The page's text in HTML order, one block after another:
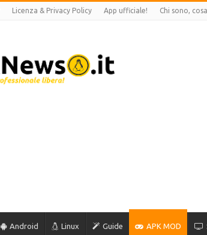
Licenza & Privacy Policy App ufficiale! Chi sono,
Android Linux Guide APK MOD